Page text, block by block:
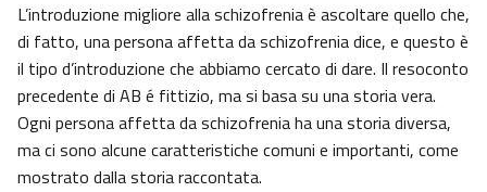
L’introduzione migliore alla schizofrenia è ascoltare quello che,
di fatto, una persona affetta da schizofrenia dice, e questo è
il tipo d’introduzione che abbiamo cercato di dare. Il resoconto
precedente di AB é fittizio, ma si basa su una storia vera.
Ogni persona affetta da schizofrenia ha una storia diversa,
ma ci sono alcune caratteristiche comuni e importanti, come
mostrato dalla storia raccontata.